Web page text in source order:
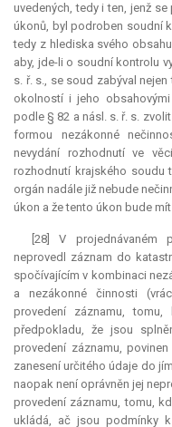
uvedených, tedy i ten, jenž
úkonů, byl podroben soudní
tedy z hlediska svého
aby, jde-li o soudní kontrolu
s. ř. s., se soud zabýval
okolností i jeho
podle § 82 a násl. s. ř. s.
formou nezákonné
nevydání rozhodnutí ve
rozhodnutí krajského soudu
orgán nadále již nebude
úkon a že tento úkon bude
[28] V projednávaném
neprovedl záznam do
spočívajícím v kombinaci
a nezákonné činnosti
provedení záznamu,
předpokladu, že jsou
provedení záznamu,
zanesení určitého údaje do
naopak není oprávněn jej
provedení záznamu, tomu,
ukládá, ač jsou podmínky